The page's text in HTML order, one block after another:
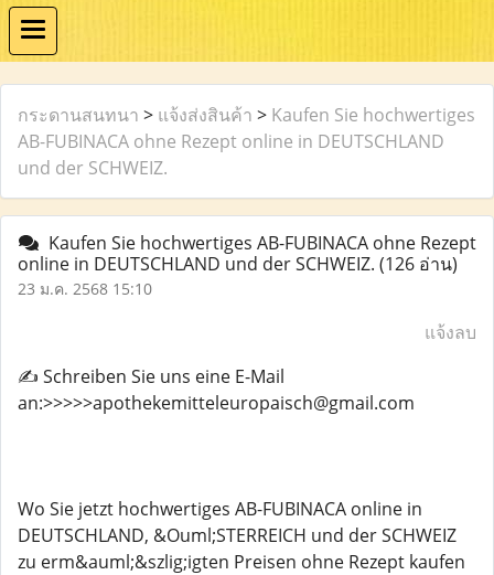
กระดานสนทนา > แจ้งส่งสินค้า > Kaufen Sie hochwertiges
AB-FUBINACA ohne Rezept online in DEUTSCHLAND
und der SCHWEIZ.
Kaufen Sie hochwertiges AB-FUBINACA ohne Rezept
online in DEUTSCHLAND und der SCHWEIZ. (126 อ่าน)
23 ม.ค. 2568 15:10
แจ้งลบ
✍️ Schreiben Sie uns eine E-Mail
an:>>>>>apothekemitteleuropaisch@gmail.com
Wo Sie jetzt hochwertiges AB-FUBINACA online in
DEUTSCHLAND, &Ouml;STERREICH und der SCHWEIZ
zu erm&auml;&szlig;igten Preisen ohne Rezept kaufen